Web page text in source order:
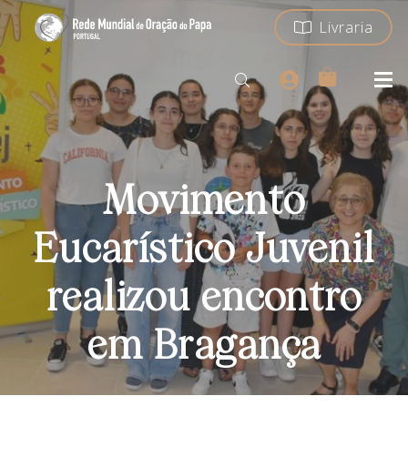
Livraria
Movimento
Eucarístico Juvenil
realizou encontro
em Bragança